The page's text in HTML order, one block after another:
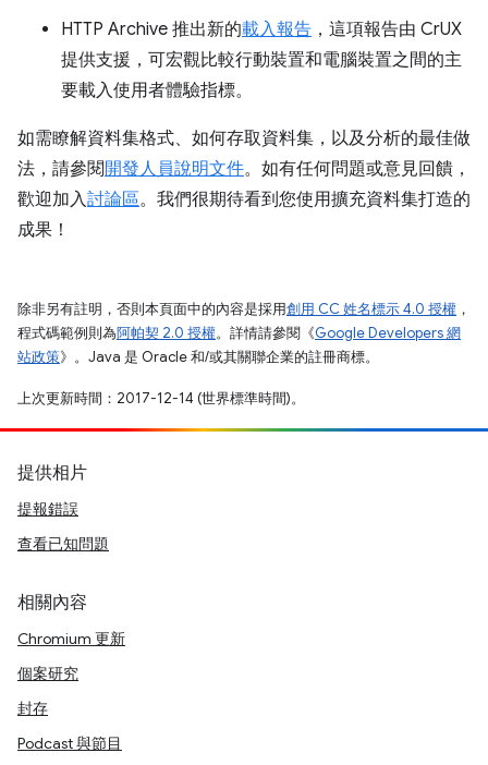
HTTP Archive 推出新的載入報告 ，這項報告由 CrUX
提供支援，可宏觀比較行動裝置和電腦裝置之間的主
要載入使用者體驗指標。
如需瞭解資料集格式、如何存取資料集，以及分析的最佳做
法，請參閱 開發人員說明文件。如有任何問題或意見回饋，
歡迎加入討論區。我們很期待看到您使用擴充資料集打造的
成果！
除非另有註明，否則本頁面中的內容是採用創用 CC 姓名標示 4.0 授權 ，
程式碼範例則為阿帕契 2.0 授權。詳情請參閱《Google Developers 網
站政策》。Java 是 Oracle 和/或其關聯企業的註冊商標。
上次更新時間：2017-12-14 (世界標準時間)。
提供相片
提報錯誤
查看已知問題
相關內容
Chromium 更新
個案研究
封存
Podcast 與節目